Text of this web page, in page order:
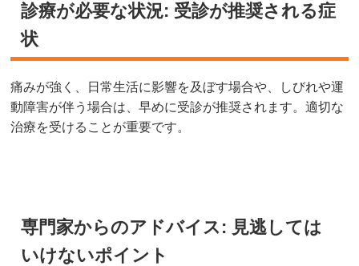
診療が必要な状況: 受診が推奨される症
状
痛みが強く、日常生活に影響を及ぼす場合や、しびれや運
動障害が伴う場合は、早めに受診が推奨されます。適切な
治療を受けることが重要です。
専門家からのアドバイス: 見逃しては
いけないポイント